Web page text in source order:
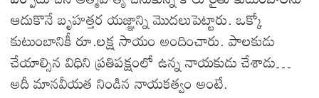
ఆదుకొనే బృహత్తర యజ్ఞాన్ని మొదలుపెట్టారు. ఒక్కో
కుటుంబానికీ రూ.లక్ష సాయం అందించారు. పాలకుడు
చేయాల్సిన విధిని ప్రతిపక్షంలో ఉన్న నాయకుడు చేశాడు…
అదీ మానవీయత నిండిన నాయకత్వం అంటే.